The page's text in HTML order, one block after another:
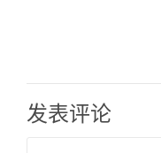
发表评论